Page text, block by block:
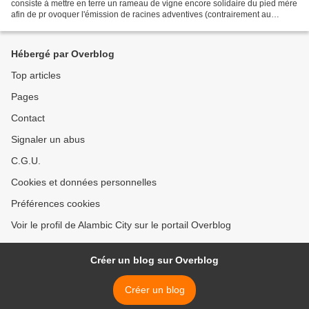
consiste à mettre en terre un rameau de vigne encore solidaire du pied mère
afin de pr ovoquer l'émission de racines adventives (contrairement au
Hébergé par Overblog
Top articles
Pages
Contact
Signaler un abus
C.G.U.
Cookies et données personnelles
Préférences cookies
Voir le profil de Alambic City sur le portail Overblog
Créer un blog sur Overblog
Créer un blog